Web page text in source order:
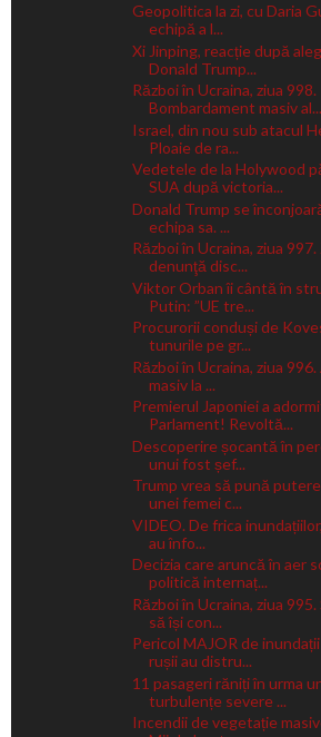
Geopolitica la zi, cu Daria
echipă a l...
Xi Jinping, reacție după
Donald Trump...
Război în Ucraina, ziua 998.
Bombardament masiv al...
Israel, din nou sub atacul
Ploaie de ra...
Vedetele de la Holywood
SUA după victoria...
Donald Trump se
echipa sa. ...
Război în Ucraina, ziua
denunţă disc...
Viktor Orban îi cântă în
Putin: ”UE tre...
Procurorii conduși de
tunurile pe gr...
Război în Ucraina, ziua
masiv la ...
Premierul Japoniei a
Parlament! Revoltă...
Descoperire șocantă în
unui fost șef...
Trump vrea să pună
unei femei c...
VIDEO. De frica
au înfo...
Decizia care aruncă în aer
politică internaț...
Război în Ucraina, ziua
să își con...
Pericol MAJOR de
rușii au distru...
11 pasageri răniți în urma
turbulențe severe ...
Incendii de vegetație